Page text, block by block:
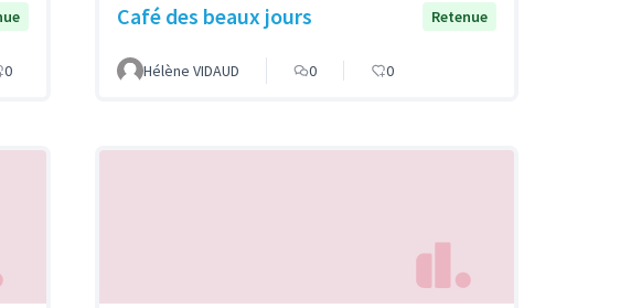
0
Café des beaux jours Retenue
Hélène VIDAUD 0 0